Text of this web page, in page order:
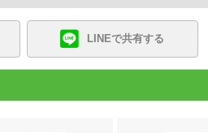
LINEで共有する